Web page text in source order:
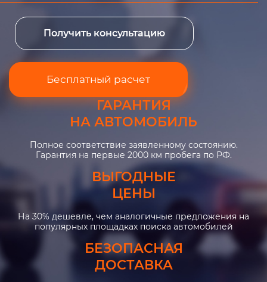
Получить консультацию
Бесплатный расчет
ГАРАНТИЯ
НА АВТОМОБИЛЬ
Полное соответствие заявленному состоянию.
Гарантия на первые 2000 км пробега по РФ.
ВЫГОДНЫЕ
ЦЕНЫ
На 30% дешевле, чем аналогичные предложения на
популярных площадках поиска автомобилей
БЕЗОПАСНАЯ
ДОСТАВКА